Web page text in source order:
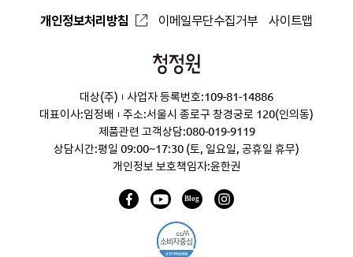
개인정보처리방침 이메일무단수집거부 사이트맵
청
원
대상(주)
사업자 등록번호:109-81-14886
대표이사:임정배
주소:서울시 종로구 창경궁로 120(인의동)
제품관련 고객상담:080-019-9119
상담시간:평일 09:00~17:30 (토, 일요일, 공휴일 휴무)
개인정보 보호책임자:윤한권